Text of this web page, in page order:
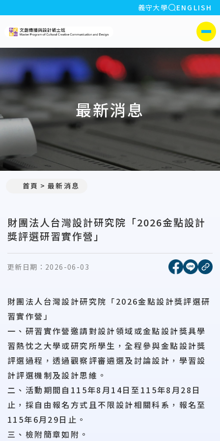
:::
義守大學 全站搜索
ENGLISH
義守大學文創傳播與設計碩士
側選單
最新消息
首頁 最新消息
財團法人台灣設計研究院「2026金點設計
獎評選研習實作營」
更新日期： 2026-06-03 [另開新
[另開
複
財團法人台灣設計研究院「2026金點設計獎評選研
習實作營」
一、研習實作營邀請對設計領域或金點設計獎具學
習熱忱之大學或研究所學生，全程參與金點設計獎
評選過程，透過觀察評審遴選及討論設計，學習設
計評選機制及設計思維。
二、活動期間自115年8月14日至115年8月28日
止，採自由報名方式且不限設計相關科系，報名至
115年6月29日止。
三、檢附簡章如附。